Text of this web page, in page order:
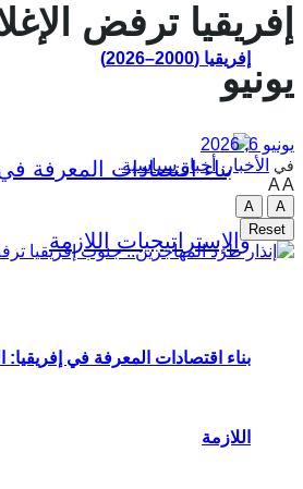
إفريقيا (2000–2026)
بناء اقتصادات المعرفة في إفريقيا:
اللازمة
يونيو
يونيو 6, 2026
في الأخبار ,أخبار سياسية
AA
A
A
Reset